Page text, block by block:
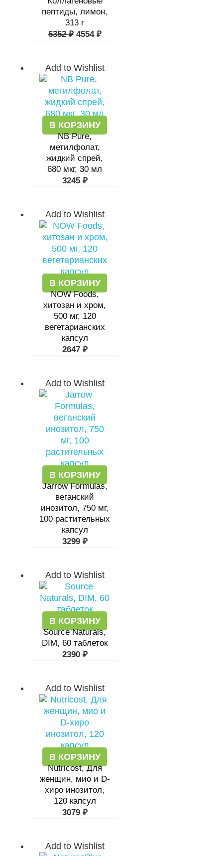
пептиды, лимон,
313 г
5352₽ 4554 ₽
Add to Wishlist
В КОРЗИНУ
NB Pure,
метилфолат,
жидкий спрей,
680 мкг, 30 мл
3245 ₽
Add to Wishlist
В КОРЗИНУ
NOW Foods,
хитозан и хром,
500 мг, 120
вегетарианских
капсул
2647 ₽
Add to Wishlist
В КОРЗИНУ
Jarrow Formulas,
веганский
инозитол, 750 мг,
100 растительных
капсул
3299 ₽
Add to Wishlist
В КОРЗИНУ
Source Naturals,
DIM, 60 таблеток
2390 ₽
Add to Wishlist
В КОРЗИНУ
Nutricost, Для
женщин, мио и D-
хиро инозитол,
120 капсул
3079 ₽
Add to Wishlist